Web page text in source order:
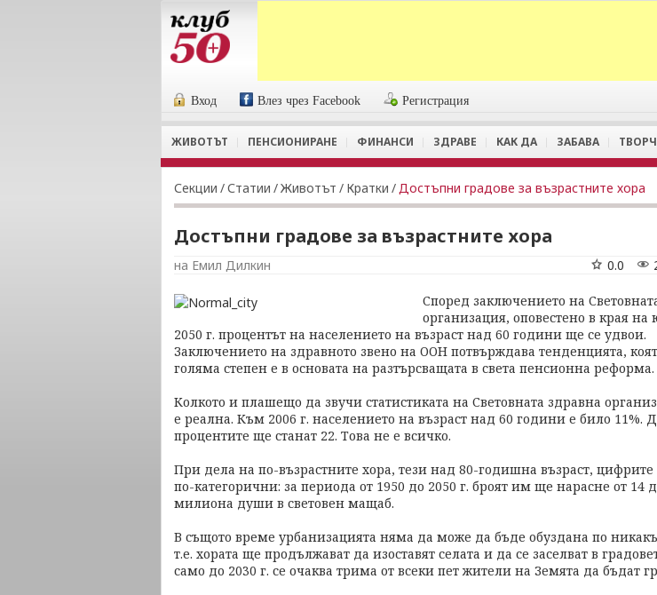
Вход Влез чрез Facebook Регистрация
ЖИВОТЪТ ПЕНСИОНИРАНЕ ФИНАНСИ ЗДРАВЕ КАК ДА ЗАБАВА
Секции /Статии /Животът / Кратки /Достъпни градове за възрастните хора
Достъпни градове за възрастните хора
на Емил Дилкин 0.0
Според заключението на
организация, оповестено в края на
2050 г. процентът на населението на възраст над 60 години ще се удвои.
Заключението на здравното звено на ООН потвърждава тенденцията,
голяма степен е в основата на разтърсващата в света пенсионна реформа.
Колкото и плашещо да звучи статистиката на Световната здравна
е реална. Към 2006 г. населението на възраст над 60 години е било 11%.
процентите ще станат 22. Това не е всичко.
При дела на по-възрастните хора, тези над 80-годишна възраст, цифрите
по-категорични: за периода от 1950 до 2050 г. броят им ще нарасне от 14
милиона души в световен мащаб.
В същото време урбанизацията няма да може да бъде обуздана по
т.е. хората ще продължават да изоставят селата и да се заселват в
само до 2030 г. се очаква трима от всеки пет жители на Земята да бъдат